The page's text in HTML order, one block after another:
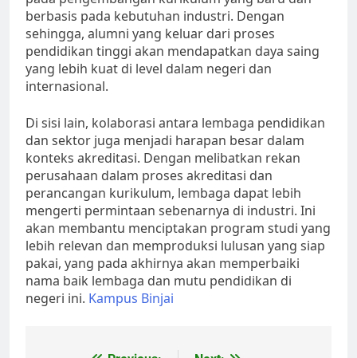
berbasis pada kebutuhan industri. Dengan
sehingga, alumni yang keluar dari proses
pendidikan tinggi akan mendapatkan daya saing
yang lebih kuat di level dalam negeri dan
internasional.
Di sisi lain, kolaborasi antara lembaga pendidikan
dan sektor juga menjadi harapan besar dalam
konteks akreditasi. Dengan melibatkan rekan
perusahaan dalam proses akreditasi dan
perancangan kurikulum, lembaga dapat lebih
mengerti permintaan sebenarnya di industri. Ini
akan membantu menciptakan program studi yang
lebih relevan dan memproduksi lulusan yang siap
pakai, yang pada akhirnya akan memperbaiki
nama baik lembaga dan mutu pendidikan di
negeri ini. Kampus Binjai